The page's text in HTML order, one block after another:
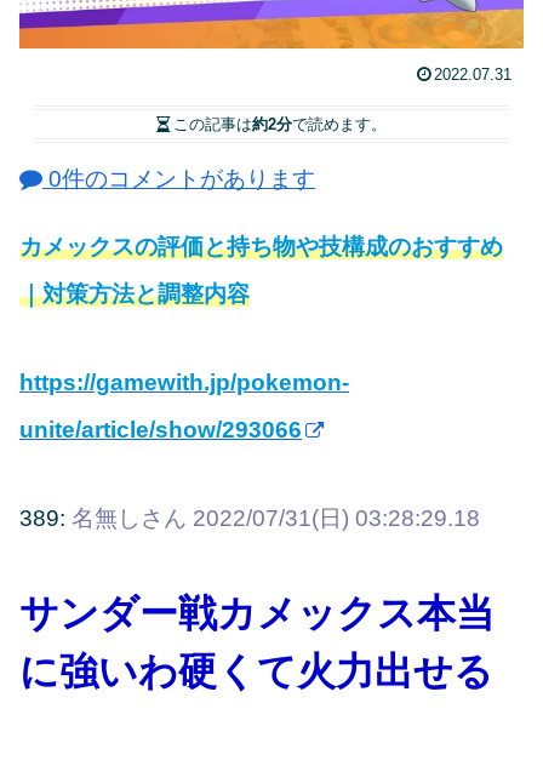
2022.07.31
この記事は約2分で読めます。
0件のコメントがあります
カメックスの評価と持ち物や技構成のおすすめ
｜対策方法と調整内容
https://gamewith.jp/pokemon-
unite/article/show/293066
389: 名無しさん 2022/07/31(日) 03:28:29.18
サンダー戦カメックス本当
に強いわ硬くて火力出せる